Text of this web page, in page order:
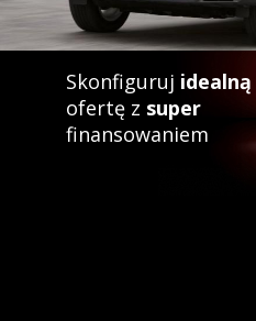
Skonfiguruj idealną
ofertę z super
finansowaniem